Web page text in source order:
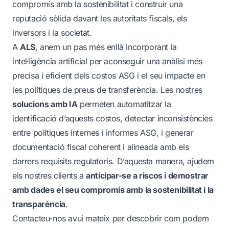
compromís amb la sostenibilitat i construir una
reputació sòlida davant les autoritats fiscals, els
inversors i la societat.
AALS, anem un pas més enllà incorporant la
intel·ligència artificial per aconseguir una anàlisi més
precisa i eficient dels costos ASG i el seu impacte en
les polítiques de preus de transferència. Les nostres
solucions amb IApermeten automatitzar la
identificació d’aquests costos, detectar inconsistències
entre polítiques internes i informes ASG, i generar
documentació fiscal coherent i alineada amb els
darrers requisits regulatoris. D’aquesta manera, ajudem
els nostres clients aanticipar-se a riscos i demostrar
amb dades el seu compromís amb la sostenibilitat i la
transparència.
Contacteu-nos avui mateix per descobrir com podem